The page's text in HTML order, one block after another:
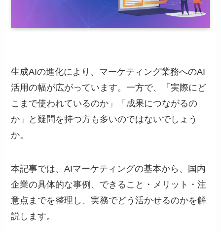
生成AIの進化により、マーケティング業務へのAI
活用の幅が広がっています。一方で、「実際にど
こまで使われているのか」「成果につながるの
か」と疑問を持つ方も多いのではないでしょう
か。
本記事では、AIマーケティングの基本から、国内
企業の具体的な事例、できること・メリット・注
意点までを整理し、実務でどう活かせるのかを解
説します。